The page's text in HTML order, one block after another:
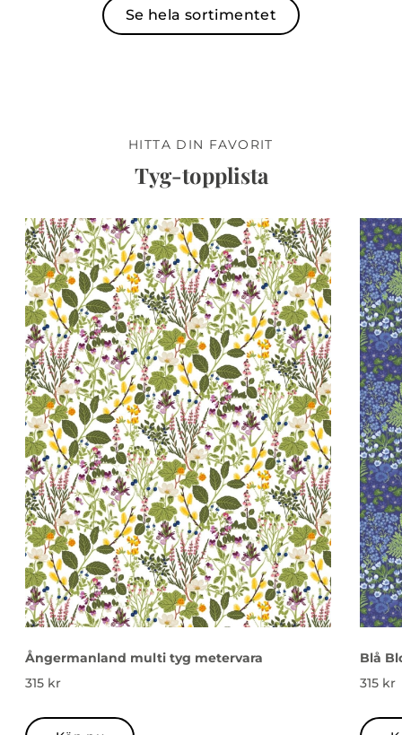
Se hela sortimentet
HITTA DIN FAVORIT
Tyg-topplista
Ångermanland multi tyg metervara
315 kr
Blå
315 kr